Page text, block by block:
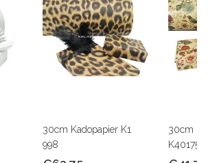
30cm Kadopapier K1
998
30cm